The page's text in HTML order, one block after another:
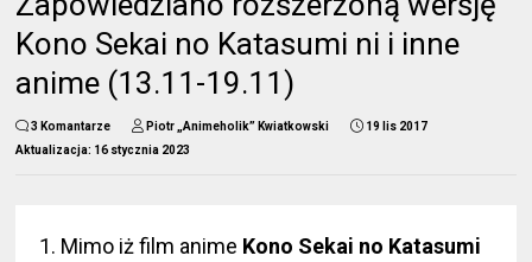
Kono Sekai no Katasumi ni i inne
anime (13.11-19.11)
3 Komantarze Piotr „Animeholik” Kwiatkowski
19 lis 2017
Aktualizacja: 16 stycznia 2023
1. Mimo iż film anime Kono Sekai no Katasumi